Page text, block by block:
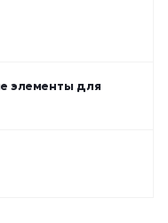
элементы для